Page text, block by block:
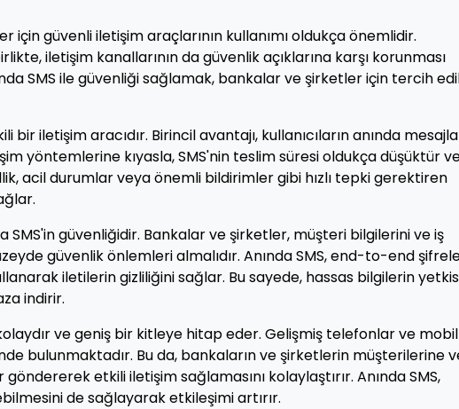
için güvenli iletişim araçlarının kullanımı oldukça önemlidir.
iletişim kanallarının da güvenlik açıklarına karşı korunması
SMS ile güvenliği sağlamak, bankalar ve şirketler için tercih
bir iletişim aracıdır. Birincil avantajı, kullanıcıların anında
yöntemlerine kıyasla, SMS'nin teslim süresi oldukça düşüktür
acil durumlar veya önemli bildirimler gibi hızlı tepki gerektiren
SMS'in güvenliğidir. Bankalar ve şirketler, müşteri bilgilerini ve iş
güvenlik önlemleri almalıdır. Anında SMS, end-to-end
iletilerin gizliliğini sağlar. Bu sayede, hassas bilgilerin
indirir.
kolaydır ve geniş bir kitleye hitap eder. Gelişmiş telefonlar ve mobil
bulunmaktadır. Bu da, bankaların ve şirketlerin müşterilerine
etkili iletişim sağlamasını kolaylaştırır. Anında SMS,
de sağlayarak etkileşimi artırır.